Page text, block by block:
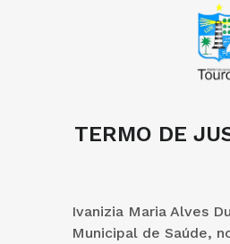
TERMO DE
Ivanizia Maria Alves
Municipal de Saúde,